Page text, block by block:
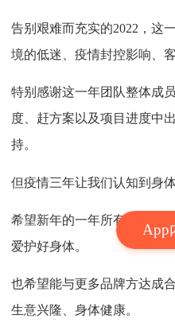
App
告别艰难而充实的2022，这
境的低迷、疫情封控影响、
特别感谢这一年团队整体成
度、赶方案以及项目进度中
持。
但疫情三年让我们认知到身
希望新年的一年所有设计师
爱护好身体。
也希望能与更多品牌方达成
生意兴隆、身体健康。